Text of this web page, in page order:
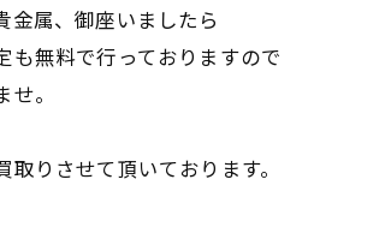
金属、御座いましたら
も無料で行っておりますので
。
りさせて頂いております。